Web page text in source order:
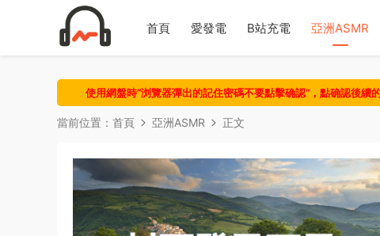
首頁 愛發電 B站充電 亞洲ASMR
使用網盤時“浏覽器彈出的記住密碼不要點擊确認“，點确認後
當前位置： 首頁 亞洲ASMR 正文